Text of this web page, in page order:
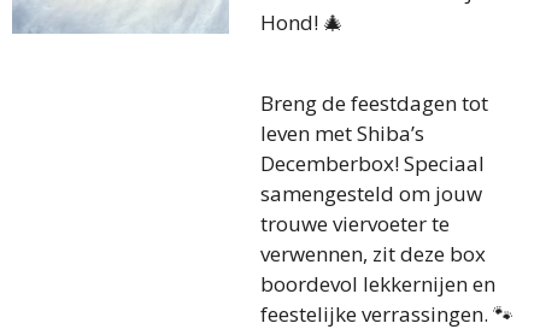
Hond! 🎄
Breng de feestdagen tot
leven met Shiba’s
Decemberbox! Speciaal
samengesteld om jouw
trouwe viervoeter te
verwennen, zit deze box
boordevol lekkernijen en
feestelijke verrassingen. 🐾